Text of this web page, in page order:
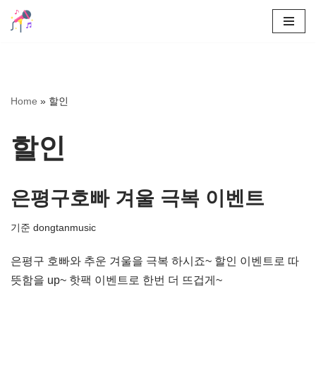
로
너
뛰
Home » 할인
할인
은평구호빠 겨울 극복 이벤트
기준 dongtanmusic
은평구 호빠와 추운 겨울을 극복 하시죠~ 할인 이벤트로 따
뜻함을 up~ 핫팩 이벤트로 한번 더 뜨겁게~